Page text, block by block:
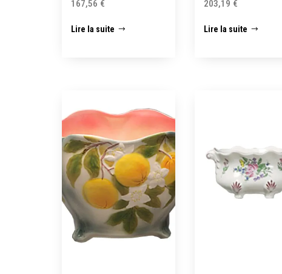
167,56 €
Lire la suite
203,19 €
Lire la suite